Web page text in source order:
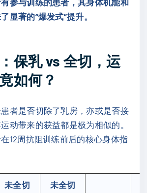
显著的“爆发式”提升。
保乳 vs 全切，运
如何？
者是否切除了乳房，亦或是否接
动带来的获益都是极为相似的。
12周抗阻训练前后的核心身体指
未全切
未全切